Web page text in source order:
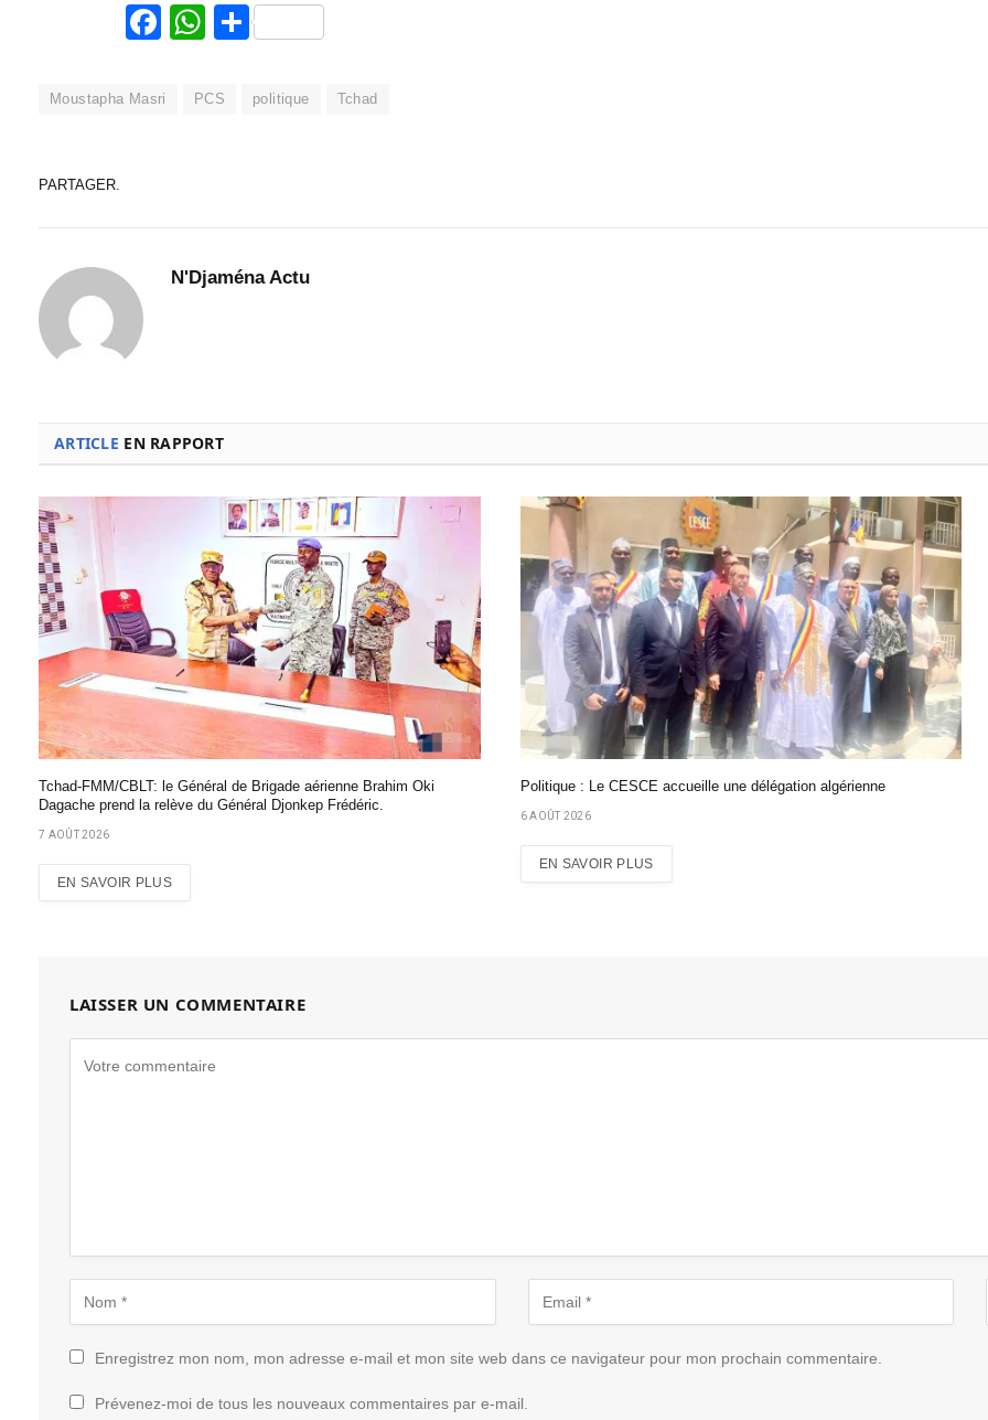
Facebook
WhatsApp
Partager
Moustapha Masri PCS politique Tchad
PARTAGER.
N'Djaména Actu
ARTICLE EN RAPPORT
Tchad-FMM/CBLT: le Général de Brigade aérienne Brahim Oki
Dagache prend la relève du Général Djonkep Frédéric.
7 AOÛT 2026
EN SAVOIR PLUS
Politique : Le CESCE accueille une délégation algérienne
6 AOÛT 2026
EN SAVOIR PLUS
LAISSER UN COMMENTAIRE
Enregistrez mon nom, mon adresse e-mail et mon site web dans ce navigateur pour mon prochain commentaire.
Prévenez-moi de tous les nouveaux commentaires par e-mail.